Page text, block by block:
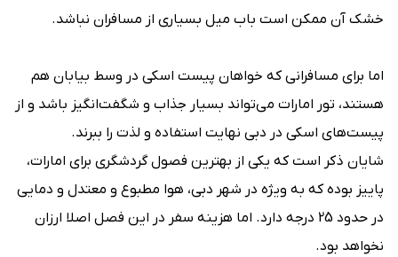
خشک آن ممکن است باب میل بسیاری از مسافران نباشد.
اما برای مسافرانی که خواهان پیست اسکی در وسط بیابان هم
هستند، تور امارات می‌تواند بسیار جذاب و شگفت‌انگیز باشد و از
پیست‌های اسکی در دبی نهایت استفاده و لذت را ببرند.
شایان ذکر است که یکی از بهترین فصول گردشگری برای امارات،
پاییز بوده که به ویژه در شهر دبی، هوا مطبوع و معتدل و دمایی
در حدود 25 درجه دارد. اما هزینه سفر در این فصل اصلا ارزان
نخواهد بود.